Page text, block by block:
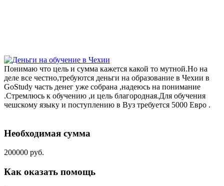
Понимаю что цель и сумма кажется какой то мутной.Но на
деле все честно,требуются деньги на образование в Чехии в
GoStudy часть денег уже собрана ,надеюсь на понимание
.Стремлюсь к обучению ,и цель благородная.Для обучения
чешскому языку и поступлению в Вуз требуется 5000 Евро .
Необходимая сумма
200000 руб.
Как оказать помощь